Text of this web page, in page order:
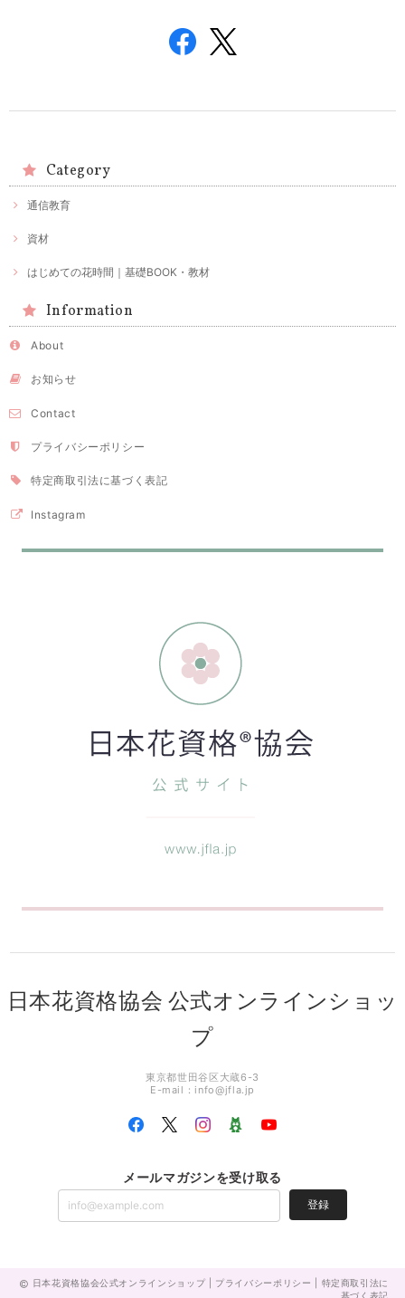
Category
通信教育
資材
はじめての花時間｜基礎BOOK・教材
Information
About
お知らせ
Contact
プライバシーポリシー
特定商取引法に基づく表記
Instagram
日本花資格協会 公式オンラインショッ
プ
東京都世田谷区大蔵6-3
E-mail： info@jfla.jp
メールマガジンを受け取る
登録
日本花資格協会公式オンラインショップ | プライバシーポリシー
特定商取引法に
基づく表記